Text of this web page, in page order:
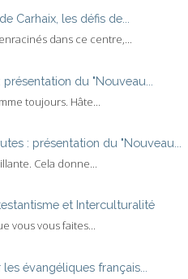
Carhaix, les défis de...
dans ce centre,...
du "Nouveau...
toujours. Hâte...
: présentation du "Nouveau...
Cela donne...
et Interculturalité
vous vous faites...
évangéliques français...